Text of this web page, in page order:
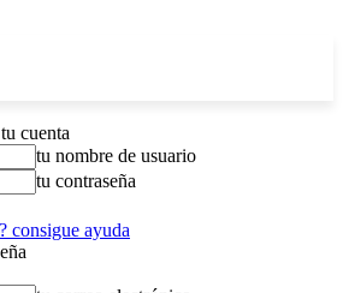
cuenta
tu nombre de usuario
tu contraseña
consigue ayuda